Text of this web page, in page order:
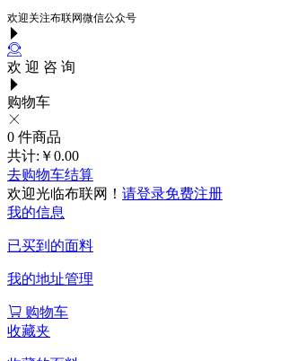
欢迎关注布联网微信公众号
欢 迎 咨 询
购物车
0 件商品
共计: ￥0.00
去购物车结算
欢迎光临布联网！ 请登录免费注册
我的信息
已买到的面料
我的地址管理
购物车
收藏夹